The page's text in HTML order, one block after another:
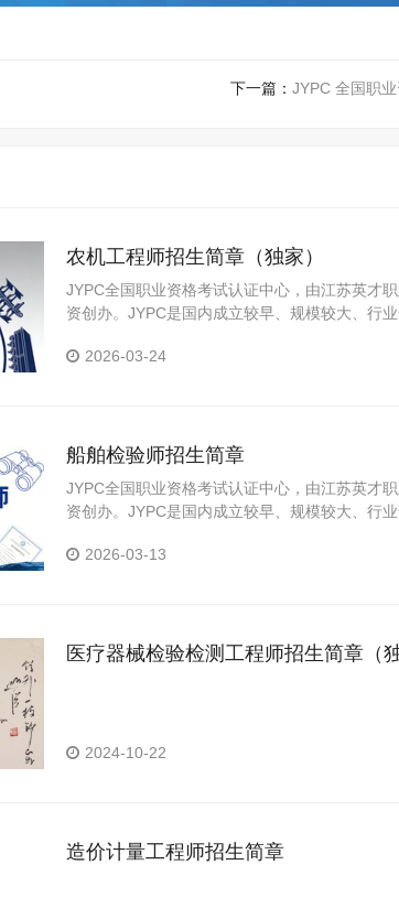
下一篇： JYPC 全国职
农机工程师招生简章（独家）
JYPC全国职业资格考试认证中心，由江苏英才
资创办。JYPC是国内成立较早、规模较大、行
2026-03-24
船舶检验师招生简章
JYPC全国职业资格考试认证中心，由江苏英才
资创办。JYPC是国内成立较早、规模较大、行
2026-03-13
医疗器械检验检测工程师招生简章（独
2024-10-22
造价计量工程师招生简章